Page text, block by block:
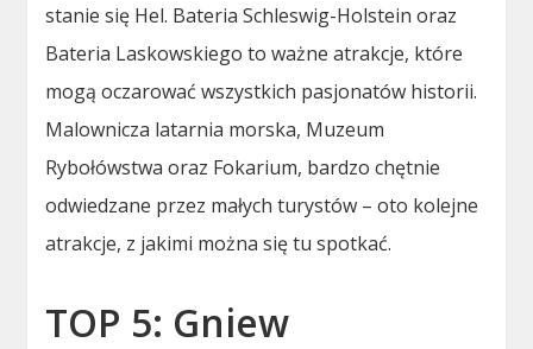
stanie się Hel. Bateria Schleswig-Holstein oraz
Bateria Laskowskiego to ważne atrakcje, które
mogą oczarować wszystkich pasjonatów historii.
Malownicza latarnia morska, Muzeum
Rybołówstwa oraz Fokarium, bardzo chętnie
odwiedzane przez małych turystów – oto kolejne
atrakcje, z jakimi można się tu spotkać.
TOP 5: Gniew